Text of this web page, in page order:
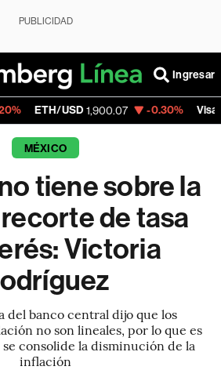
PUBLICIDAD
Ingresar
USD 1,900.07 -0.30% Visa 370.47
MÉXICO
tiene sobre la
de tasa
Victoria
del banco central dijo que los
no son lineales, por lo que es
consolide la disminución de la
inflación